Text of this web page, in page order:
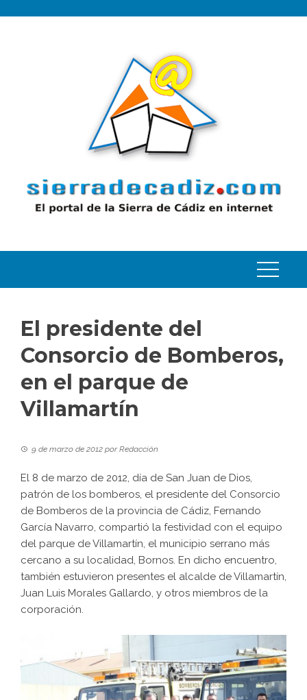
El presidente del
Consorcio de Bomberos,
en el parque de
Villamartín
9 de marzo de 2012 porRedacción
El 8 de marzo de 2012, día de San Juan de Dios,
patrón de los bomberos, el presidente del Consorcio
de Bomberos de la provincia de Cádiz, Fernando
García Navarro, compartió la festividad con el equipo
del parque de Villamartín, el municipio serrano más
cercano a su localidad, Bornos. En dicho encuentro,
también estuvieron presentes el alcalde de Villamartín,
Juan Luis Morales Gallardo, y otros miembros de la
corporación.